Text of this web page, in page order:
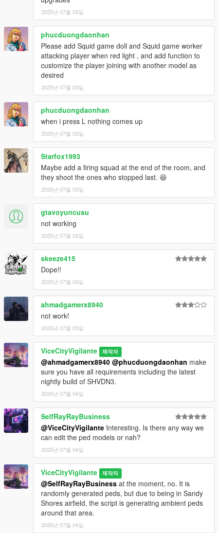
2025년 07월 03일
phucduongdaonhan
Please add Squid game doll and Squid game worker
attacking player when red light , and add function to
customize the player joining with another model as
desired
2025년 07월 03일
phucduongdaonhan
when i press L nothing comes up
2025년 07월 03일
Starfox1993
Maybe add a firing squad at the end of the room, and
they shoot the ones who stopped last. 😆
2025년 07월 03일
gtavoyuncusu
not working
2025년 07월 03일
skeeze415
Dope!!
2025년 07월 03일
ahmadgamerx8940
not work!
2025년 07월 03일
ViceCityVigilante 제작자
@ahmadgamerx8940 @phucduongdaonhan make
sure you have all requirements including the latest
nightly build of SHVDN3.
2025년 07월 04일
SelfRayRayBusiness
@ViceCityVigilante Interesting. Is there any way we
can edit the ped models or nah?
2025년 07월 04일
ViceCityVigilante 제작자
@SelfRayRayBusiness at the moment, no. It is
randomly generated peds, but due to being in Sandy
Shores airfield, the script is generating ambient peds
around that area.
2025년 07월 04일